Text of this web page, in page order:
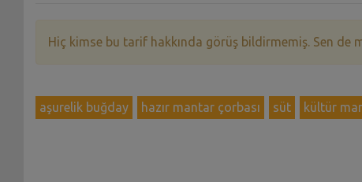
Hiç kimse bu tarif hakkında görüş bildirmemiş. Sen de
aşurelik buğday hazır mantar çorbası süt kültür